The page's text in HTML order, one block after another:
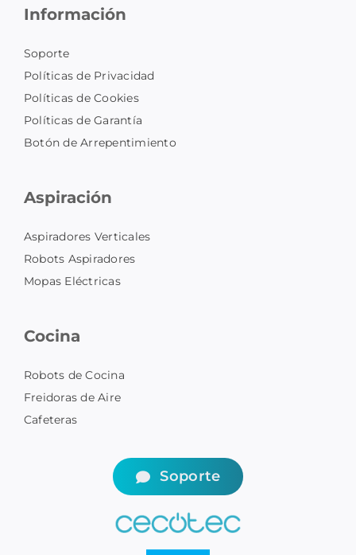
Información
Soporte
Políticas de Privacidad
Políticas de Cookies
Políticas de Garantía
Botón de Arrepentimiento
Aspiración
Aspiradores Verticales
Robots Aspiradores
Mopas Eléctricas
Cocina
Robots de Cocina
Freidoras de Aire
Cafeteras
Soporte